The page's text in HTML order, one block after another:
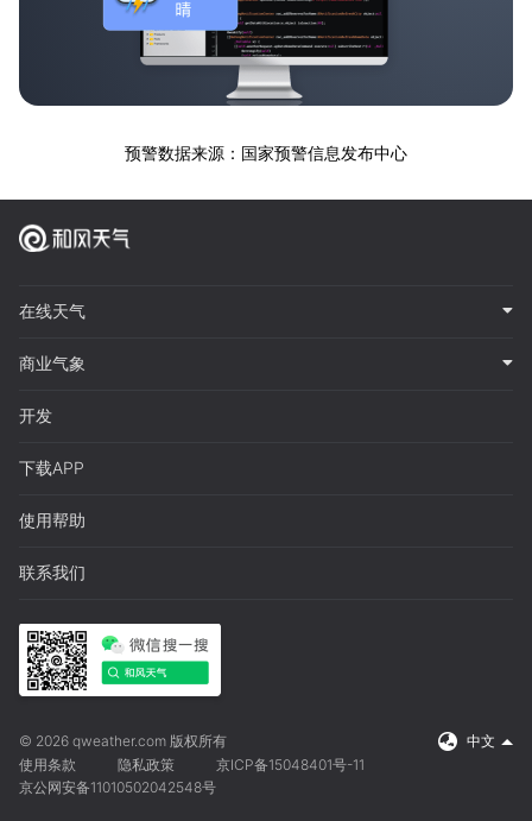
预警数据来源：国家预警信息发布中心
在线天气
商业气象
开发
下载APP
使用帮助
联系我们
© 2026 qweather.com 版权所有
中文
使用条款
隐私政策
京ICP备15048401号-11
京公网安备11010502042548号